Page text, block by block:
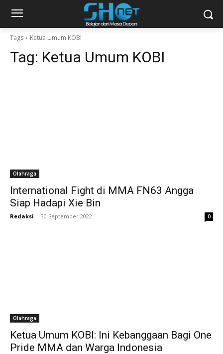
Tags Ketua Umum KOBI
Tag: Ketua Umum KOBI
Olahraga
International Fight di MMA FN63 Angga
Siap Hadapi Xie Bin
Redaksi - 30 September 2022 0
Olahraga
Ketua Umum KOBI: Ini Kebanggaan Bagi One
Pride MMA dan Warga Indonesia